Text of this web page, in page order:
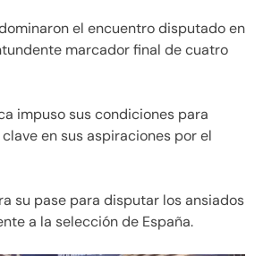
el encuentro disputado en
marcador final de cuatro
impuso sus condiciones para
en sus aspiraciones por el
su pase para disputar los ansiados
a la selección de España.